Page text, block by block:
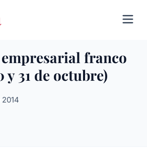
franco
y 31 de octubre)